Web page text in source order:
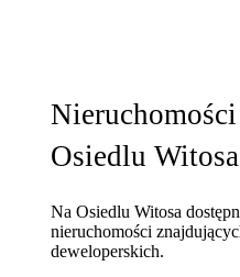
Nieruchomości
Osiedlu Witosa
Na Osiedlu Witosa
nieruchomości
deweloperskich.